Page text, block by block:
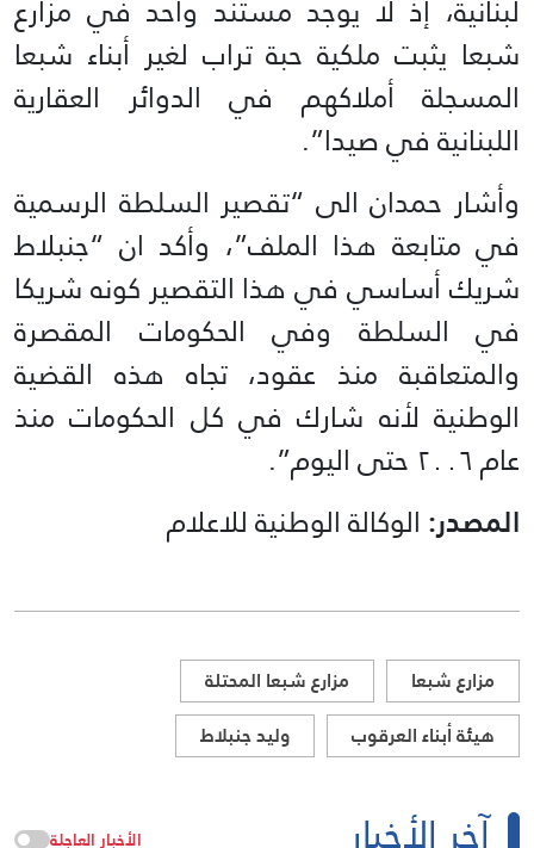
لبنانية، إذ لا يوجد مستند واحد في مزارع
شبعا يثبت ملكية حبة تراب لغير أبناء شبعا
المسجلة أملاكهم في الدوائر العقارية
اللبنانية في صيدا”.
وأشار حمدان الى “تقصير السلطة الرسمية
في متابعة هذا الملف”، وأكد ان “جنبلاط
شريك أساسي في هذا التقصير كونه شريكا
في السلطة وفي الحكومات المقصرة
والمتعاقبة منذ عقود، تجاه هذه القضية
الوطنية لأنه شارك في كل الحكومات منذ
عام ٢٠٠٦ حتى اليوم”.
المصدر: الوكالة الوطنية للاعلام
مزارع شبعا
مزارع شبعا المحتلة
هيئة أبناء العرقوب
وليد جنبلاط
الأخبار العاجلة